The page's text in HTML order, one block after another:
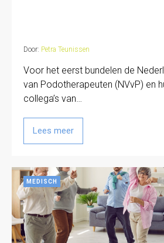
Door: Petra Teunissen
Voor het eerst bundelen de
van Podotherapeuten (NVvP) en
collega’s van…
Lees meer
MEDISCH